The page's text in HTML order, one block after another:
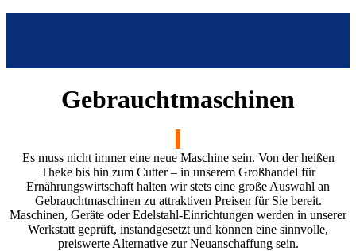
Gebrauchtmaschinen
Es muss nicht immer eine neue Maschine sein. Von der heißen
Theke bis hin zum Cutter – in unserem Großhandel für
Ernährungswirtschaft halten wir stets eine große Auswahl an
Gebrauchtmaschinen zu attraktiven Preisen für Sie bereit.
Maschinen, Geräte oder Edelstahl-Einrichtungen werden in unserer
Werkstatt geprüft, instandgesetzt und können eine sinnvolle,
preiswerte Alternative zur Neuanschaffung sein.